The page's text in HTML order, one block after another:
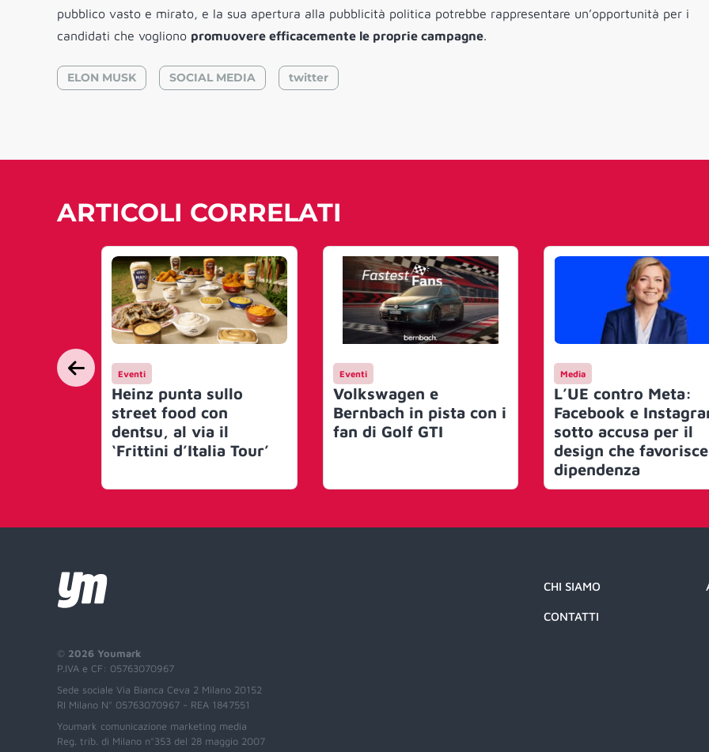
pubblico vasto e mirato, e la sua apertura alla pubblicità politica potrebbe rappresentare un’opportunità per i
candidati che vogliono promuovere efficacemente le proprie campagne.
ELON MUSK SOCIAL MEDIA twitter
ARTICOLI CORRELATI
Eventi
Heinz punta sullo
street food con
dentsu, al via il
‘Frittini d’Italia Tour’
Eventi
Volkswagen e
Bernbach in pista con i
fan di Golf GTI
Media
L’UE contro Meta:
Facebook e
sotto accusa per il
design che
dipendenza
© 2026 Youmark
P.IVA e CF: 05763070967
Sede sociale Via Bianca Ceva 2 Milano 20152
RI Milano N° 05763070967 - REA 1847551
Youmark comunicazione marketing media
Reg. trib. di Milano n°353 del 28 maggio 2007
CHI SIAMO
CONTATTI